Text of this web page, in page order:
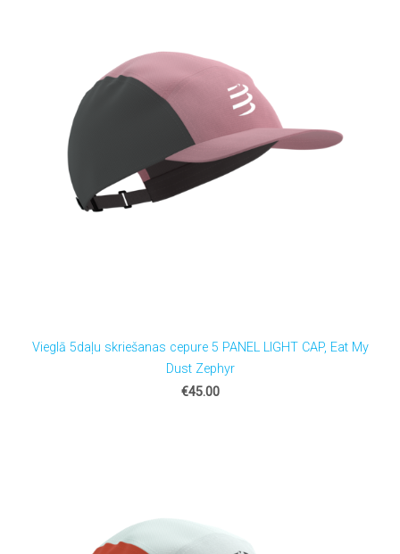
Vieglā 5daļu skriešanas cepure 5 PANEL LIGHT CAP, Eat My
Dust Zephyr
€45.00